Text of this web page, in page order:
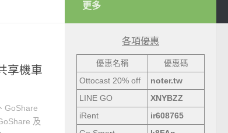
享機車
GoShare
及
更多
各項優惠
優惠名稱
優惠碼
Ottocast 20% off
noter.tw
LINE GO
XNYBZZ
iRent
ir608765